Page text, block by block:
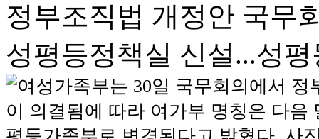
정부조직법 개정안 국무
성평등정책실 신설...성